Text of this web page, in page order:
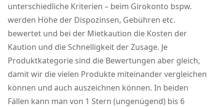
unterschiedliche Kriterien – beim Girokonto bspw.
werden Höhe der Dispozinsen, Gebühren etc.
bewertet und bei der Mietkaution die Kosten der
Kaution und die Schnelligkeit der Zusage. Je
Produktkategorie sind die Bewertungen aber gleich,
damit wir die vielen Produkte miteinander vergleichen
können und auch auszeichnen können. In beiden
Fällen kann man von 1 Stern (ungenügend) bis 6